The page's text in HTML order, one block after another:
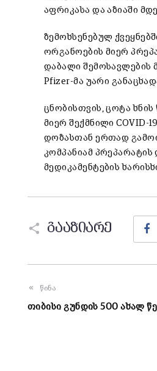
აფრიკასა და აზიაში
ზემოხსენებულ
ორგანოების მიერ
დაბალი შემოსავლების
Pfizer-მა უარი
ცნობისთვის, ცოტა
მიერ შექმნილი COVID-
დოზასთან ერთად
კომპანიამ
მედიკამენტების
გააზიარე
წინა
თიბისი გუნდის 500 ახალ